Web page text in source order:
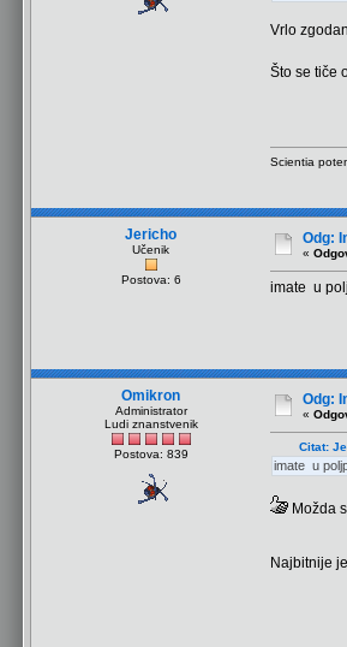
Vrlo
Što se tiče
Scientia
Jericho
Učenik
Postova: 6
Odg:
«
imate u
Omikron
Administrator
Ludi znanstvenik
Postova: 839
Odg:
«
Citat:
imate u
Možda
Najbitnije